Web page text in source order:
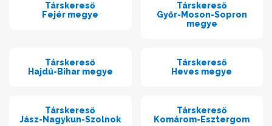
Társkereső
Fejér megye
Társkereső
Győr-Moson-Sopron
megye
Társkereső
Hajdú-Bihar megye
Társkereső
Heves megye
Társkereső
Jász-Nagykun-Szolnok
Társkereső
Komárom-Esztergom